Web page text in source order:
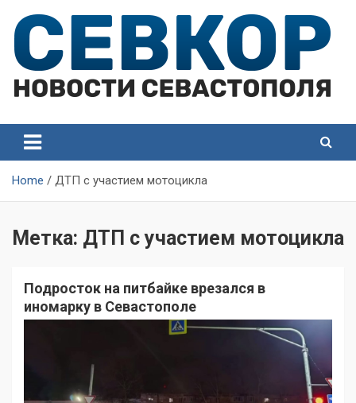
content
Севастополя
Севастополя
Home ДТП с участием мотоцикла
Метка: ДТП с участием мотоцикла
Подросток на питбайке врезался в
иномарку в Севастополе